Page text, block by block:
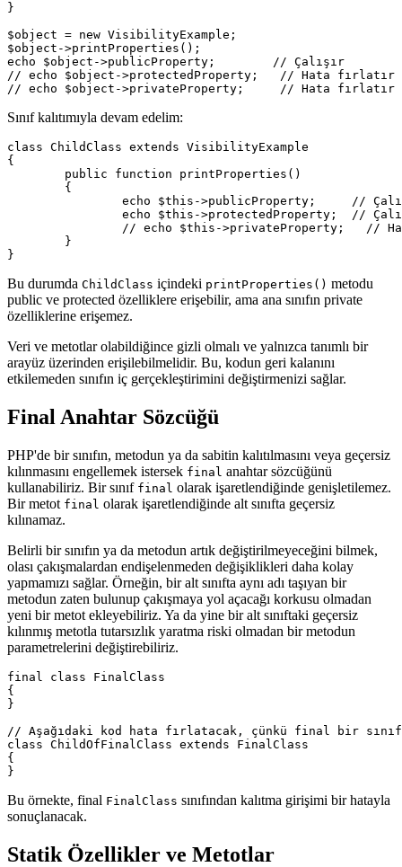
}
$object = new VisibilityExample;
$object->printProperties();
echo $object->publicProperty;        // Çalışır
// echo $object->protectedProperty;   // Hata fırlatır
Sınıf kalıtımıyla devam edelim:
class ChildClass extends VisibilityExample
{
Bu durumda ChildClass içindeki printProperties() metodu
public ve protected özelliklere erişebilir, ama ana sınıfın private
özelliklerine erişemez.
Veri ve metotlar olabildiğince gizli olmalı ve yalnızca tanımlı bir
arayüz üzerinden erişilebilmelidir. Bu, kodun geri kalanını
etkilemeden sınıfın iç gerçekleştirimini değiştirmenizi sağlar.
Final Anahtar Sözcüğü
PHP'de bir sınıfın, metodun ya da sabitin kalıtılmasını veya geçersiz
kılınmasını engellemek istersek final anahtar sözcüğünü
kullanabiliriz. Bir sınıf final olarak işaretlendiğinde genişletilemez.
Bir metot final olarak işaretlendiğinde alt sınıfta geçersiz
kılınamaz.
Belirli bir sınıfın ya da metodun artık değiştirilmeyeceğini bilmek,
olası çakışmalardan endişelenmeden değişiklikleri daha kolay
yapmamızı sağlar. Örneğin, bir alt sınıfta aynı adı taşıyan bir
metodun zaten bulunup çakışmaya yol açacağı korkusu olmadan
yeni bir metot ekleyebiliriz. Ya da yine bir alt sınıftaki geçersiz
kılınmış metotla tutarsızlık yaratma riski olmadan bir metodun
parametrelerini değiştirebiliriz.
final class FinalClass
{
}
// Aşağıdaki kod hata fırlatacak, çünkü final bir
class ChildOfFinalClass extends FinalClass
{
Bu örnekte, final FinalClass sınıfından kalıtma girişimi bir hatayla
sonuçlanacak.
Statik Özellikler ve Metotlar